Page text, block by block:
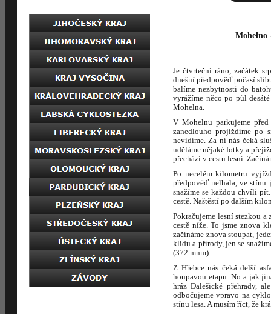
Mohelno
Je čtvrteční ráno, začátek
dnešní předpověď počasí
balíme nezbytnosti do
vyrážíme něco po půl
Mohelna.
V Mohelnu parkujeme
zanedlouho projíždíme po
nevidíme. Za ní nás čeká
uděláme nějaké fotky a
přechází v cestu lesní.
Po necelém kilometru
předpověď nelhala, ve stínu
snažíme se každou chvíli
cestě. Naštěstí po dalším
Pokračujeme lesní stezkou
cestě níže. To jsme znova
začínáme znova stoupat,
klidu a přírody, jen se
(372 mnm).
Z Hřebce nás čeká delší
houpavou etapu. No a jak
hráz Dalešické přehrady,
odbočujeme vpravo na
stínu lesa. A musím říct, že